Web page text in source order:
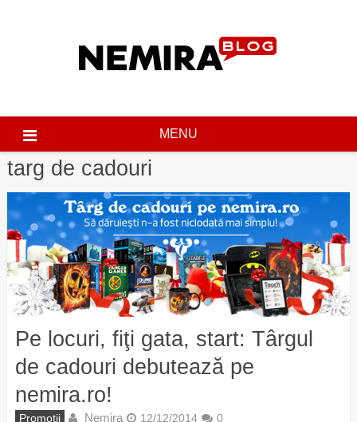
MENU
targ de cadouri
Pe locuri, fiţi gata, start: Târgul
de cadouri debutează pe
nemira.ro!
Promoții Nemira 12/12/2014 0